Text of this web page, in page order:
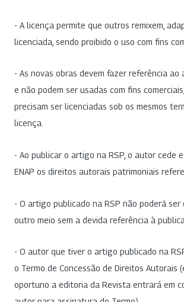
- A licença permite que outros remixem,
licenciada, sendo proibido o uso com fins
- As novas obras devem fazer referência ao
e não podem ser usadas com fins
precisam ser licenciadas sob os mesmos
licença.
- Ao publicar o artigo na RSP, o autor cede
ENAP os direitos autorais patrimoniais
- O artigo publicado na RSP não poderá ser
outro meio sem a devida referência à
- O autor que tiver o artigo publicado na
o Termo de Concessão de Direitos Autorais
oportuno a editoria da Revista entrará em